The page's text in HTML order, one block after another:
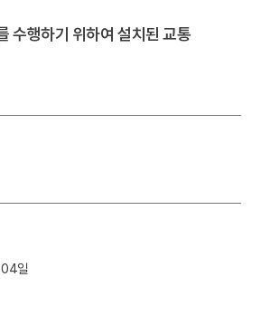
수행하기 위하여 설치된 교통
일